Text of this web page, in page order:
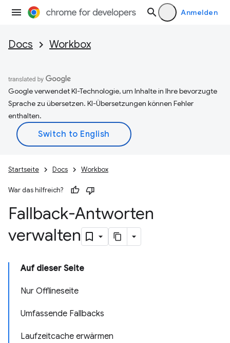
Anmelden
Docs Workbox
Google verwendet KI-Technologie, um Inhalte in Ihre bevorzugte
Sprache zu übersetzen. KI-Übersetzungen können Fehler
enthalten.
Startseite Docs Workbox
War das hilfreich?
Fallback-Antworten
verwalten
Auf dieser Seite
Nur Offlineseite
Umfassende Fallbacks
Laufzeitcache erwärmen